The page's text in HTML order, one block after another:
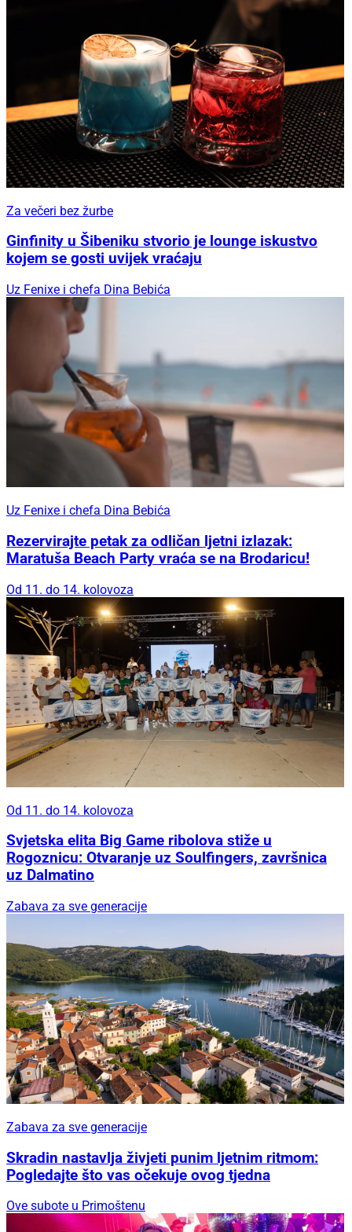
Za večeri bez žurbe
Ginfinity u Šibeniku stvorio je lounge iskustvo
kojem se gosti uvijek vraćaju
Uz Fenixe i chefa Dina Bebića
Uz Fenixe i chefa Dina Bebića
Rezervirajte petak za odličan ljetni izlazak:
Maratuša Beach Party vraća se na Brodaricu!
Od 11. do 14. kolovoza
Od 11. do 14. kolovoza
Svjetska elita Big Game ribolova stiže u
Rogoznicu: Otvaranje uz Soulfingers, završnica
uz Dalmatino
Zabava za sve generacije
Zabava za sve generacije
Skradin nastavlja živjeti punim ljetnim ritmom:
Pogledajte što vas očekuje ovog tjedna
Ove subote u Primoštenu